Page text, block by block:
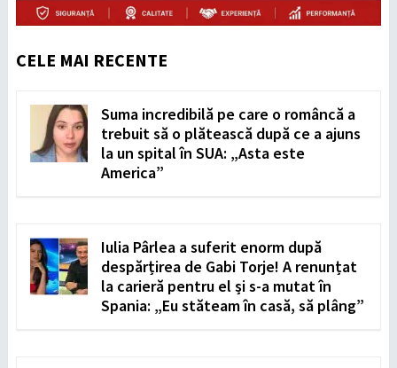
CELE MAI RECENTE
Suma incredibilă pe care o româncă a
trebuit să o plătească după ce a ajuns
la un spital în SUA: „Asta este
America”
Iulia Pârlea a suferit enorm după
despărțirea de Gabi Torje! A renunțat
la carieră pentru el și s-a mutat în
Spania: „Eu stăteam în casă, să plâng”